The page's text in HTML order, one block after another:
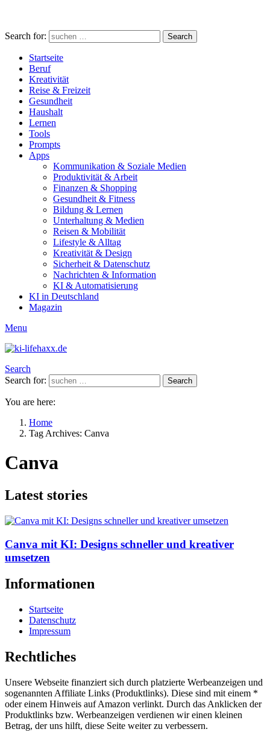
Search for: Search
Startseite
Beruf
Kreativität
Reise & Freizeit
Gesundheit
Haushalt
Lernen
Tools
Prompts
Apps
Kommunikation & Soziale Medien
Produktivität & Arbeit
Finanzen & Shopping
Gesundheit & Fitness
Bildung & Lernen
Unterhaltung & Medien
Reisen & Mobilität
Lifestyle & Alltag
Kreativität & Design
Sicherheit & Datenschutz
Nachrichten & Information
KI & Automatisierung
KI in Deutschland
Magazin
Menu
Search
Search for:
Search
You are here:
Home
Tag Archives: Canva
Canva
Latest stories
Canva mit KI: Designs schneller und kreativer
umsetzen
Informationen
Startseite
Datenschutz
Impressum
Rechtliches
Unsere Webseite finanziert sich durch platzierte Werbeanzeigen und
sogenannten Affiliate Links (Produktlinks). Diese sind mit einem *
oder einem Hinweis auf Amazon verlinkt. Durch das Anklicken der
Produktlinks bzw. Werbeanzeigen verdienen wir einen kleinen
Betrag, der uns hilft, diese Seite weiter zu verbessern.